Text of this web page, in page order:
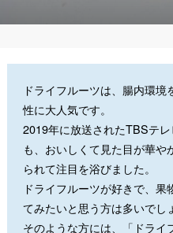
ドライフルーツは、腸内環
性に大人気です。
2019年に放送されたTBSテ
も、おいしくて見た目が華
られて注目を浴びました。
ドライフルーツが好きで、
てみたいと思う方は多いでし
そのような方には、「ドライ